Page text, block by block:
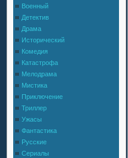
Военный
Детектив
Драма
Исторический
Комедия
Катастрофа
Мелодрама
Мистика
Приключение
Триллер
Ужасы
Фантастика
Русские
Сериалы